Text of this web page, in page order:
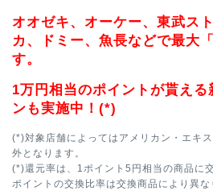
オオゼキ、オーケー、東武ス
カ、ドミー、魚長などで最大
す。
1万円相当のポイントが貰え
ンも実施中！(*)
(*)対象店舗によってはアメリカン・エキ
外となります。
(*)還元率は、1ポイント5円相当の商品に
ポイントの交換比率は交換商品により異